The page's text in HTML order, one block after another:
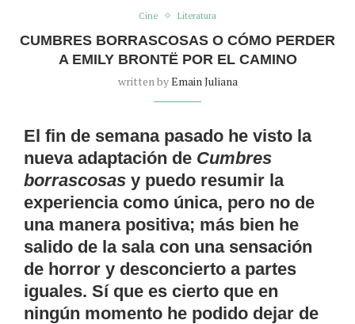
Cine Literatura
CUMBRES BORRASCOSAS O CÓMO PERDER
A EMILY BRONTË POR EL CAMINO
written byEmain Juliana
El fin de semana pasado he visto la
nueva adaptación de Cumbres
borrascosas y puedo resumir la
experiencia como única, pero no de
una manera positiva; más bien he
salido de la sala con una sensación
de horror y desconcierto a partes
iguales. Sí que es cierto que en
ningún momento he podido dejar de